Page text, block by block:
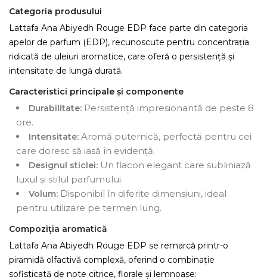
Categoria produsului
Lattafa Ana Abiyedh Rouge EDP face parte din categoria
apelor de parfum (EDP), recunoscute pentru concentrația
ridicată de uleiuri aromatice, care oferă o persistență și
intensitate de lungă durată.
Caracteristici principale și componente
Durabilitate: Persistență impresionantă de peste 8
ore.
Intensitate: Aromă puternică, perfectă pentru cei
care doresc să iasă în evidență.
Designul sticlei: Un flacon elegant care subliniază
luxul și stilul parfumului.
Volum: Disponibil în diferite dimensiuni, ideal
pentru utilizare pe termen lung.
Compoziția aromatică
Lattafa Ana Abiyedh Rouge EDP se remarcă printr-o
piramidă olfactivă complexă, oferind o combinație
sofisticată de note citrice, florale și lemnoase: